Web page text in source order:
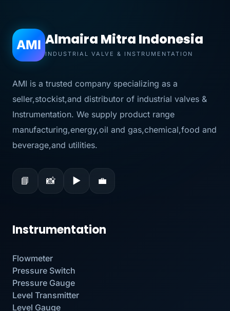
AMI Almaira Mitra Indonesia
INDUSTRIAL VALVE & INSTRUMENTATION
AMI is a trusted company specializing as a
seller,stockist,and distributor of industrial valves &
Instrumentation. We supply product range
manufacturing,energy,oil and gas,chemical,food and
beverage,and utilities.
📘 📸 ▶ 💼
Instrumentation
Flowmeter
Pressure Switch
Pressure Gauge
Level Transmitter
Level Gauge